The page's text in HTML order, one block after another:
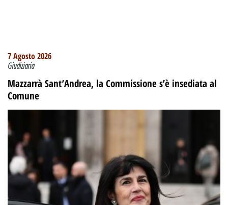
7 Agosto 2026
Giudiziaria
Mazzarrà Sant’Andrea, la Commissione s’è insediata al
Comune